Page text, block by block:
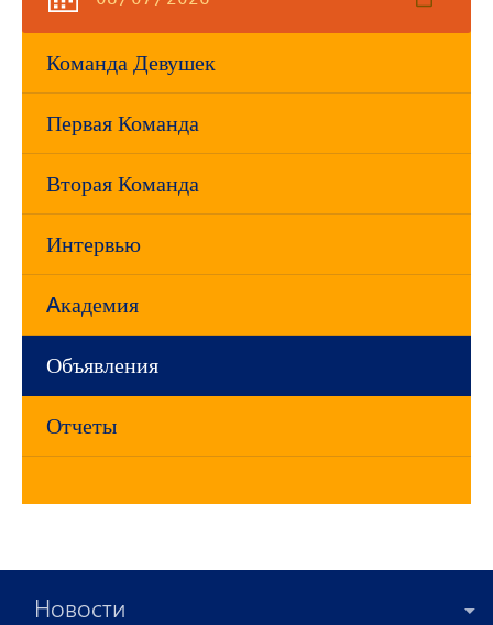
Команда Девушек
Первая Команда
Вторая Команда
Интервью
Aкадемия
Объявления
Отчеты
Новости